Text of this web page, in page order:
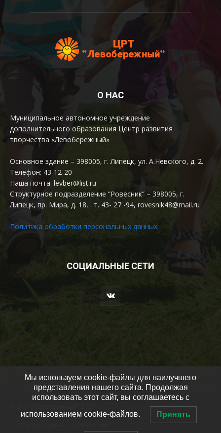
О НАС
Муниципальное автономное учреждение
дополнительного образования Центр развития
творчества «Левобережный»
Основное здание – 398005, г. Липецк, ул. А.Невского, д. 2.
Телефон: 43-12-20
Наша почта: levber@list.ru
Структурное подразделение “Ровесник” – 398005, г.
Липецк, пр. Мира, д. 18, . т. 43- 27 -94, rovesnik48@mail.ru
Политика обработки персональных данных
СОЦИАЛЬНЫЕ СЕТИ
Мы используем cookie-файлы для наилучшего
представления нашего сайта. Продолжая
использовать этот сайт, вы соглашаетесь с
использованием cookie-файлов. Принять